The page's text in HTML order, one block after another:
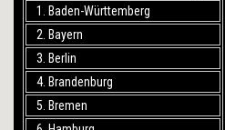
1. Baden-Württemberg
2. Bayern
3. Berlin
4. Brandenburg
5. Bremen